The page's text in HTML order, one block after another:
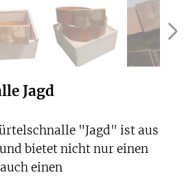
Jagd
"Jagd" ist aus
bietet nicht nur einen
einen